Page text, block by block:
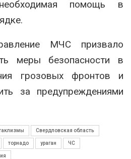
помощь в
МЧС призвало
меры безопасности в
грозовых фронтов и
за предупреждениями
Свердловская область
торнадо ураган ЧС